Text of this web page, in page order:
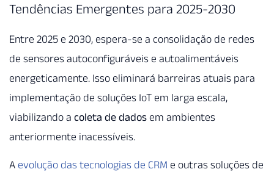
Tendências Emergentes para 2025-2030
Entre 2025 e 2030, espera-se a consolidação de redes
de sensores autoconfiguráveis e autoalimentáveis
energeticamente. Isso eliminará barreiras atuais para
implementação de soluções IoT em larga escala,
viabilizando a coleta de dados em ambientes
anteriormente inacessíveis.
A evolução das tecnologias de CRM e outras soluções de